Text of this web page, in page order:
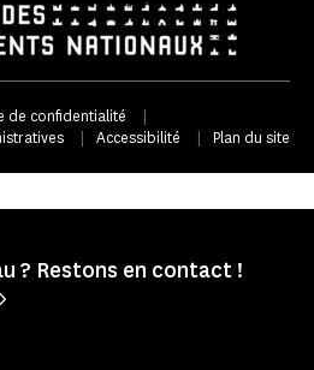
de confidentialité
|
| Accessibilité | Plan du site
? Restons en contact !